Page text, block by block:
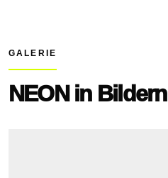
GALERIE
NEON in Bildern